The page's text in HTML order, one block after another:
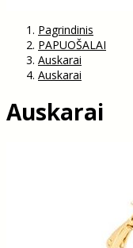
Pagrindinis
PAPUOŠALAI
Auskarai
Auskarai
Auskarai